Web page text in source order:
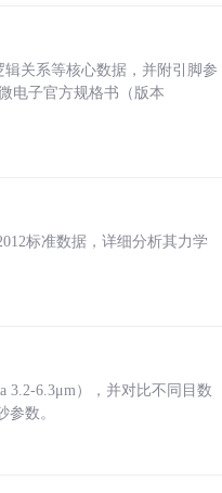
关系等核心数据，并附引脚参
电子官方规格书（版本
标准数据，详细分析其力学
3.2-6.3μm），并对比不同目数
数。